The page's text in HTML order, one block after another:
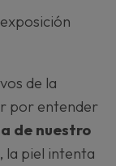
de la
por entender
de nuestro
, la piel intenta